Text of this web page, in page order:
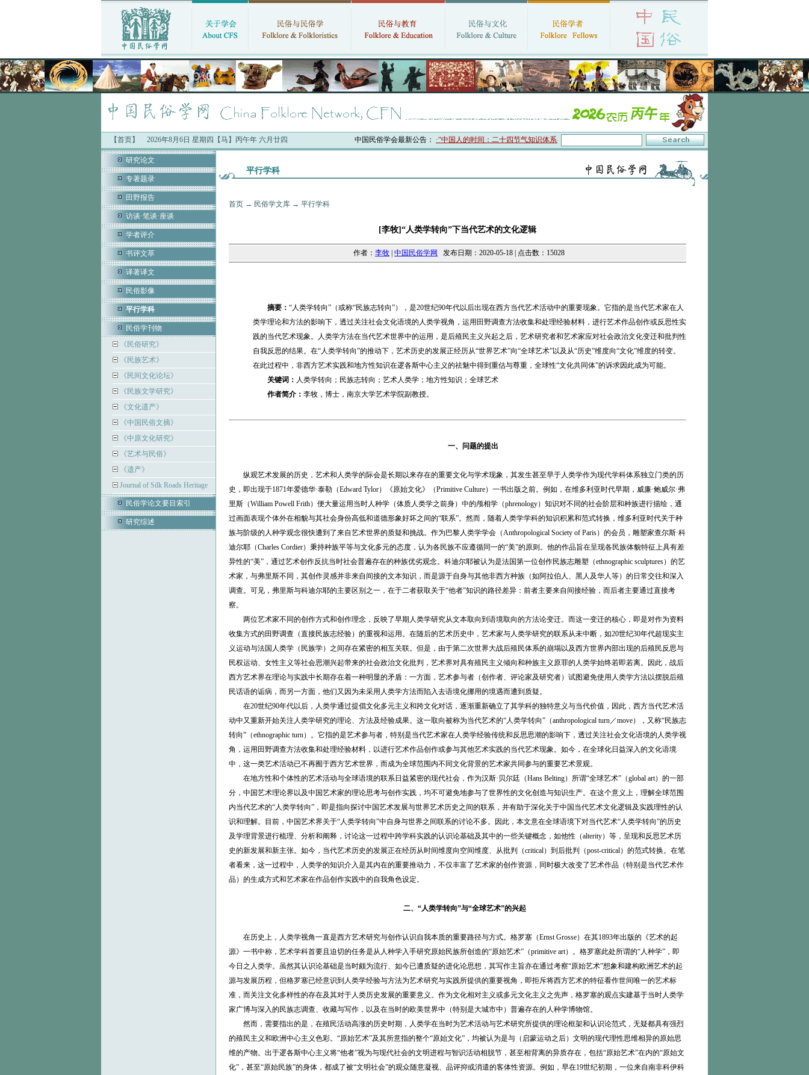
【首页】 2026年8月6日 星期四【马】丙午年 六月廿四 中国民俗学会最新公告：·“中国人的时间：二十四节气知识体系与数字叙事”研讨会在京召开 ·中国民俗学会第十一届代表大会暨2026年年会征文启事
研究论文
专著题录
田野报告
访谈·笔谈·座谈
学者评介
书评文萃
译著译文
民俗影像
平行学科
民俗学刊物
《民俗研究》
《民族艺术》
《民间文化论坛》
《民族文学研究》
《文化遗产》
《中国民俗文摘》
《中原文化研究》
《艺术与民俗》
《遗产》
Journal of Silk Roads Heritage
民俗学论文要目索引
研究综述
平行学科
首页→ 民俗学文库→ 平行学科
[李牧]“人类学转向”下当代艺术的文化逻辑
作者： 李牧 中国民俗学网 发布日期：2020-05-18 | 点击数：15028
摘要： “人类学转向”（或称“民族志转向”），是20世纪90年代以后出现在西方当代艺术活动中的重要现象。它指的是当代艺术家在人
类学理论和方法的影响下，透过关注社会文化语境的人类学视角，运用田野调查方法收集和处理经验材料，进行艺术作品创作或反思性实
践的当代艺术现象。人类学方法在当代艺术世界中的运用，是后殖民主义兴起之后，艺术研究者和艺术家应对社会政治文化变迁和批判性
自我反思的结果。在“人类学转向”的推动下，艺术历史的发展正经历从“世界艺术”向“全球艺术”以及从“历史”维度向“文化”维度的转变。
在此过程中，非西方艺术实践和地方性知识在逻各斯中心主义的祛魅中得到重估与尊重，全球性“文化共同体”的诉求因此成为可能。
关键词： 人类学转向；民族志转向；艺术人类学；地方性知识；全球艺术
作者简介： 李牧，博士，南京大学艺术学院副教授。
一、问题的提出
纵观艺术发展的历史，艺术和人类学的际会是长期以来存在的重要文化与学术现象，其发生甚至早于人类学作为现代学科体系独立门类的历
史，即出现于1871年爱德华·泰勒（Edward Tylor）《原始文化》（Primitive Culture）一书出版之前。例如，在维多利亚时代早期，威廉·鲍威尔·弗
里斯（William Powell Frith）便大量运用当时人种学（体质人类学之前身）中的颅相学（phrenology）知识对不同的社会阶层和种族进行描绘，通
过画面表现个体外在相貌与其社会身份高低和道德形象好坏之间的“联系”。然而，随着人类学学科的知识积累和范式转换，维多利亚时代关于种
族与阶级的人种学观念很快遭到了来自艺术世界的质疑和挑战。作为巴黎人类学学会（Anthropological Society of Paris）的会员，雕塑家查尔斯·科
迪尔耶（Charles Cordier）秉持种族平等与文化多元的态度，认为各民族不应遵循同一的“美”的原则。他的作品旨在呈现各民族体貌特征上具有差
异性的“美”，通过艺术创作反抗当时社会普遍存在的种族优劣观念。科迪尔耶被认为是法国第一位创作民族志雕塑（ethnographic sculptures）的艺
术家，与弗里斯不同，其创作灵感并非来自间接的文本知识，而是源于自身与其他非西方种族（如阿拉伯人、黑人及华人等）的日常交往和深入
调查。可见，弗里斯与科迪尔耶的主要区别之一，在于二者获取关于“他者”知识的路径差异：前者主要来自间接经验，而后者主要通过直接考
察。
两位艺术家不同的创作方式和创作理念，反映了早期人类学研究从文本取向到语境取向的方法论变迁。而这一变迁的核心，即是对作为资料
收集方式的田野调查（直接民族志经验）的重视和运用。在随后的艺术历史中，艺术家与人类学研究的联系从未中断，如20世纪30年代超现实主
义运动与法国人类学（民族学）之间存在紧密的相互关联。但是，由于第二次世界大战后殖民体系的崩塌以及西方世界内部出现的后殖民反思与
民权运动、女性主义等社会思潮兴起带来的社会政治文化批判，艺术界对具有殖民主义倾向和种族主义原罪的人类学始终若即若离。因此，战后
西方艺术界在理论与实践中长期存在着一种明显的矛盾：一方面，艺术参与者（创作者、评论家及研究者）试图避免使用人类学方法以摆脱后殖
民话语的诟病，而另一方面，他们又因为未采用人类学方法而陷入去语境化挪用的境遇而遭到质疑。
在20世纪90年代以后，人类学通过提倡文化多元主义和跨文化对话，逐渐重新确立了其学科的独特意义与当代价值，因此，西方当代艺术活
动中又重新开始关注人类学研究的理论、方法及经验成果。这一取向被称为当代艺术的“人类学转向”（anthropological turn／move），又称“民族志
转向”（ethnographic turn）。它指的是艺术参与者，特别是当代艺术家在人类学经验传统和反思思潮的影响下，透过关注社会文化语境的人类学视
角，运用田野调查方法收集和处理经验材料，以进行艺术作品创作或参与其他艺术实践的当代艺术现象。如今，在全球化日益深入的文化语境
中，这一类艺术活动已不再囿于西方艺术世界，而成为全球范围内不同文化背景的艺术家共同参与的重要艺术景观。
在地方性和个体性的艺术活动与全球语境的联系日益紧密的现代社会，作为汉斯·贝尔廷（Hans Belting）所谓“全球艺术”（global art）的一部
分，中国艺术理论界以及中国艺术家的理论思考与创作实践，均不可避免地参与了世界性的文化创造与知识生产。在这个意义上，理解全球范围
内当代艺术的“人类学转向”，即是指向探讨中国艺术发展与世界艺术历史之间的联系，并有助于深化关于中国当代艺术文化逻辑及实践理性的认
识和理解。目前，中国艺术界关于“人类学转向”中自身与世界之间联系的讨论不多。因此，本文意在全球语境下对当代艺术“人类学转向”的历史
及学理背景进行梳理、分析和阐释，讨论这一过程中跨学科实践的认识论基础及其中的一些关键概念，如他性（alterity）等，呈现和反思艺术历
史的新发展和新主张。如今，当代艺术历史的发展正在经历从时间维度向空间维度、从批判（critical）到后批判（post-critical）的范式转换。在笔
者看来，这一过程中，人类学的知识介入是其内在的重要推动力，不仅丰富了艺术家的创作资源，同时极大改变了艺术作品（特别是当代艺术作
品）的生成方式和艺术家在作品创作实践中的自我角色设定。
二、“人类学转向”与“全球艺术”的兴起
在历史上，人类学视角一直是西方艺术研究与创作认识自我本质的重要路径与方式。格罗塞（Ernst Grosse）在其1893年出版的《艺术的起
源》一书中称，艺术学科首要且迫切的任务是从人种学入手研究原始民族所创造的“原始艺术”（primitive art）。格罗塞此处所谓的“人种学”，即
今日之人类学。虽然其认识论基础是当时颇为流行、如今已遭质疑的进化论思想，其写作主旨亦在通过考察“原始艺术”想象和建构欧洲艺术的起
源与发展历程，但格罗塞已经意识到人类学经验与方法为艺术研究与实践所提供的重要视角，即拒斥将西方艺术的特征看作世间唯一的艺术标
准，而关注文化多样性的存在及其对于人类历史发展的重要意义。作为文化相对主义或多元文化主义之先声，格罗塞的观点实建基于当时人类学
家广博与深入的民族志调查、收藏与写作，以及在当时的欧美世界中（特别是大城市中）普遍存在的人种学博物馆。
然而，需要指出的是，在殖民活动高涨的历史时期，人类学在当时为艺术活动与艺术研究所提供的理论框架和认识论范式，无疑都具有强烈
的殖民主义和欧洲中心主义色彩。“原始艺术”及其所意指的整个“原始文化”，均被认为是与（启蒙运动之后）文明的现代理性思维相异的原始思
维的产物。出于逻各斯中心主义将“他者”视为与现代社会的文明进程与智识活动相脱节，甚至相背离的异质存在，包括“原始艺术”在内的“原始文
化”，甚至“原始民族”的身体，都成了被“文明社会”的观众随意凝视、品评抑或消遣的客体性资源。例如，早在19世纪初期，一位来自南非科伊科